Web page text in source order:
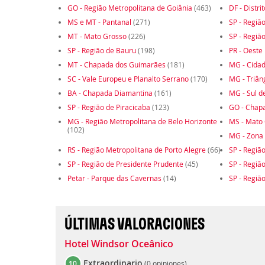
GO - Região Metropolitana de Goiânia (463)
DF -
MS e MT - Pantanal (271)
SP -
MT - Mato Grosso(226)
SP -
SP - Região de Bauru(198)
PR -
MT - Chapada dos Guimarães (181)
MG -
SC - Vale Europeu e Planalto Serrano(170)
MG -
BA - Chapada Diamantina (161)
MG - Sul
SP - Região de Piracicaba (123)
GO -
MG - Região Metropolitana de Belo Horizonte
(102)
MS - Mato
MG -
RS - Região Metropolitana de Porto Alegre(66)
SP -
SP - Região de Presidente Prudente(45)
SP -
Petar - Parque das Cavernas (14) SP -
ÚLTIMAS VALORACIONES
Hotel Windsor Oceânico